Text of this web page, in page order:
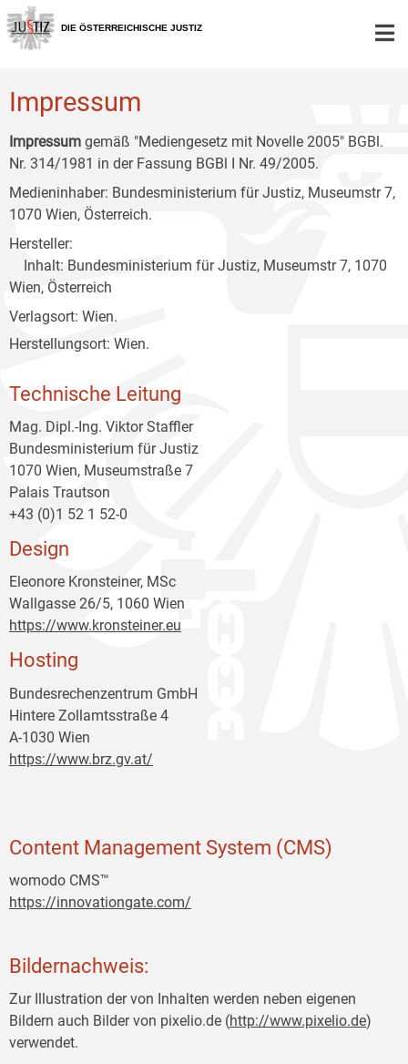
Zur
Hauptnavigation
[1]
Zum
Inhalt
[2]
Zum
Untermenü
[3]
DIE ÖSTERREICHISCHE JUSTIZ
Impressum
Impressum gemäß "Mediengesetz mit Novelle 2005" BGBl.
Nr. 314/1981 in der Fassung BGBl I Nr. 49/2005.
Medieninhaber: Bundesministerium für Justiz, Museumstr 7,
1070 Wien, Österreich.
Hersteller:
Inhalt: Bundesministerium für Justiz, Museumstr 7, 1070
Wien, Österreich
Verlagsort: Wien.
Herstellungsort: Wien.
Technische Leitung
Mag. Dipl.-Ing. Viktor Staffler
Bundesministerium für Justiz
1070 Wien, Museumstraße 7
Palais Trautson
+43 (0)1 52 1 52-0
Design
Eleonore Kronsteiner, MSc
Wallgasse 26/5, 1060 Wien
https://www.kronsteiner.eu
Hosting
Bundesrechenzentrum GmbH
Hintere Zollamtsstraße 4
A-1030 Wien
https://www.brz.gv.at/
Content Management System (CMS)
womodo CMS™
https://innovationgate.com/
Bildernachweis:
Zur Illustration der von Inhalten werden neben eigenen
Bildern auch Bilder von pixelio.de (http://www.pixelio.de)
verwendet.